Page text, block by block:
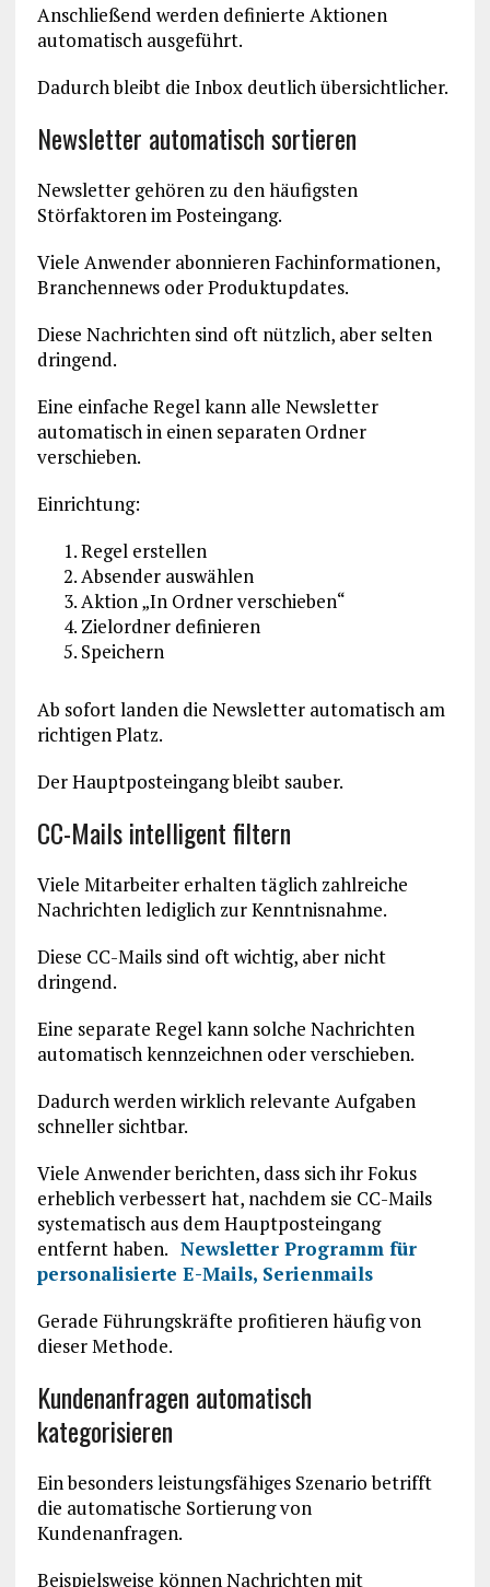
Anschließend werden definierte Aktionen
automatisch ausgeführt.
Dadurch bleibt die Inbox deutlich übersichtlicher.
Newsletter automatisch sortieren
Newsletter gehören zu den häufigsten
Störfaktoren im Posteingang.
Viele Anwender abonnieren Fachinformationen,
Branchennews oder Produktupdates.
Diese Nachrichten sind oft nützlich, aber selten
dringend.
Eine einfache Regel kann alle Newsletter
automatisch in einen separaten Ordner
verschieben.
Einrichtung:
Regel erstellen
Absender auswählen
Aktion „In Ordner verschieben“
Zielordner definieren
Speichern
Ab sofort landen die Newsletter automatisch am
richtigen Platz.
Der Hauptposteingang bleibt sauber.
CC-Mails intelligent filtern
Viele Mitarbeiter erhalten täglich zahlreiche
Nachrichten lediglich zur Kenntnisnahme.
Diese CC-Mails sind oft wichtig, aber nicht
dringend.
Eine separate Regel kann solche Nachrichten
automatisch kennzeichnen oder verschieben.
Dadurch werden wirklich relevante Aufgaben
schneller sichtbar.
Viele Anwender berichten, dass sich ihr Fokus
erheblich verbessert hat, nachdem sie CC-Mails
systematisch aus dem Hauptposteingang
entfernt haben. Newsletter Programm für
personalisierte E-Mails, Serienmails
Gerade Führungskräfte profitieren häufig von
dieser Methode.
Kundenanfragen automatisch
kategorisieren
Ein besonders leistungsfähiges Szenario betrifft
die automatische Sortierung von
Kundenanfragen.
Beispielsweise können Nachrichten mit